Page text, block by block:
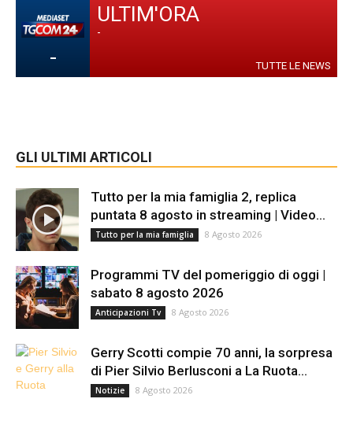
-
ULTIM'ORA
-
TUTTE LE NEWS
GLI ULTIMI ARTICOLI
Tutto per la mia famiglia 2, replica
puntata 8 agosto in streaming | Video...
Tutto per la mia famiglia 8 Agosto 2026
Programmi TV del pomeriggio di oggi |
sabato 8 agosto 2026
Anticipazioni Tv 8 Agosto 2026
Gerry Scotti compie 70 anni, la sorpresa
di Pier Silvio Berlusconi a La Ruota...
Notizie 8 Agosto 2026